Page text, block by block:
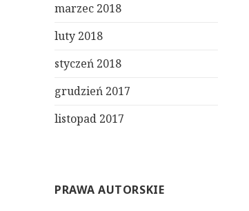
marzec 2018
luty 2018
styczeń 2018
grudzień 2017
listopad 2017
PRAWA AUTORSKIE